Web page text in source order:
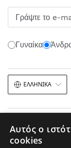
Γράψτε το e-
Γυναίκα
ΕΛΛΗΝΙΚΆ
Αυτός ο
cookies